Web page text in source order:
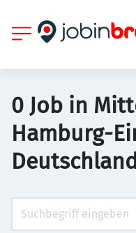
0 Job in
Hamburg-